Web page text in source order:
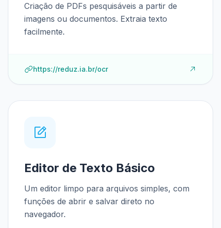
Criação de PDFs pesquisáveis a partir de
imagens ou documentos. Extraia texto
facilmente.
https://reduz.ia.br/ocr
Editor de Texto Básico
Um editor limpo para arquivos simples, com
funções de abrir e salvar direto no
navegador.